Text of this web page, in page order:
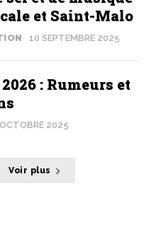
et Saint-Malo
10 SEPTEMBRE 2025
: Rumeurs et
2025
Voir plus